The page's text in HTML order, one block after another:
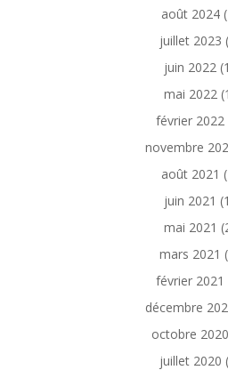
août 2024
juillet 2023
juin 2022
mai 2022
février 2022
novembre
août 2021
juin 2021
mai 2021
mars 2021
février 2021
décembre
octobre 2020
juillet 2020